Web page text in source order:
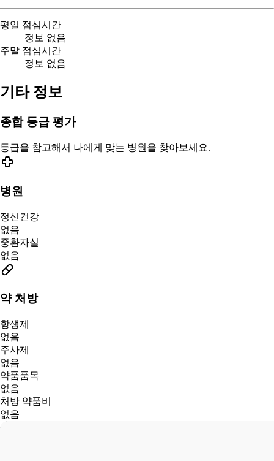
평일 점심시간
정보 없음
주말 점심시간
정보 없음
기타 정보
종합 등급 평가
등급을 참고해서 나에게 맞는 병원을 찾아보세요.
병원
정신건강
없음
중환자실
없음
약 처방
항생제
없음
주사제
없음
약품품목
없음
처방 약품비
없음